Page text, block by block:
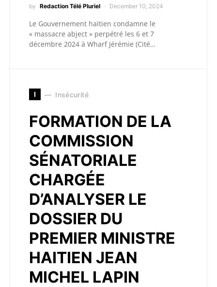
by Redaction Télé Pluriel December 10, 2024
Le Gouvernement haïtien condamne le
« massacre abject » perpétré les 6 et 7
décembre 2024 à Wharf Jérémie (Cité…
I Insécurité
FORMATION DE LA
COMMISSION
SÉNATORIALE
CHARGÉE
D’ANALYSER LE
DOSSIER DU
PREMIER MINISTRE
HAITIEN JEAN
MICHEL LAPIN